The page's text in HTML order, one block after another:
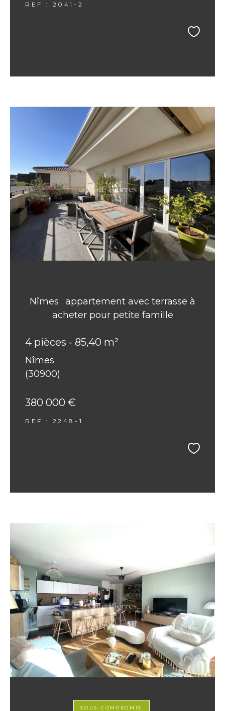
REF : 2041-2
Nîmes : appartement avec terrasse à
acheter pour petite famille
4 pièces - 85,40 m²
Nîmes
(30900)
380 000 €
REF : 2248-1
SOUS-COMPROMIS